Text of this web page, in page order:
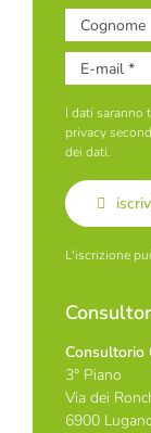
I dati saranno
privacy
dei dati.
L'iscrizione
Consultorio
3° Piano
Via dei
6900